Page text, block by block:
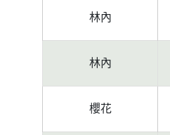
林內
林內
櫻花